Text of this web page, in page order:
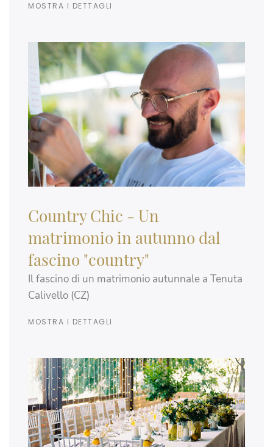
MOSTRA I DETTAGLI
Country Chic - Un
matrimonio in autunno dal
fascino "country"
Il fascino di un matrimonio autunnale a Tenuta
Calivello (CZ)
MOSTRA I DETTAGLI